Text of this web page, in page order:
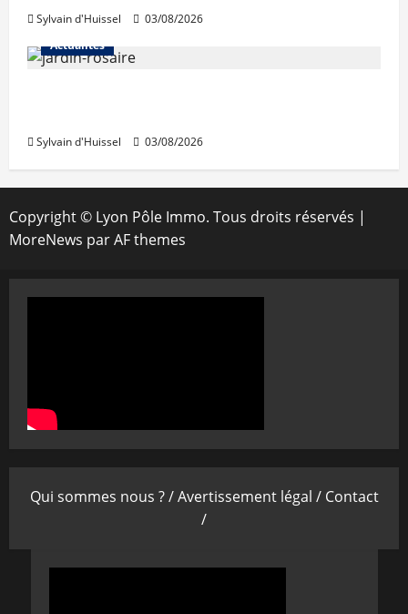
Sylvain d'Huissel
03/08/2026
Actualités
Sylvain d'Huissel 03/08/2026
Copyright © Lyon Pôle Immo. Tous droits réservés |
MoreNews par AF themes
Qui sommes nous ? /Avertissement légal / Contact
/